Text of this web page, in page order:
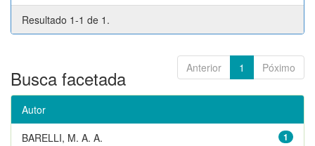
Resultado 1-1 de 1.
Anterior 1 Póximo
Busca facetada
Autor
1
BARELLI, M. A. A.